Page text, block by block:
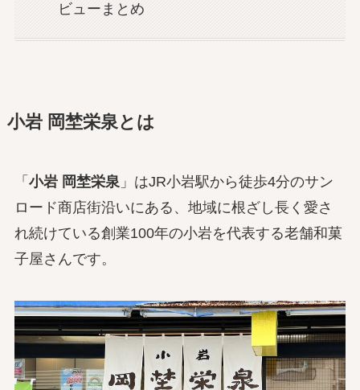
ビューまとめ
小岩 岡埜栄泉とは
「 小岩 岡埜栄泉」はJR小岩駅から徒歩4分のサン
ロード商店街沿いにある、地域に根ざし長く愛さ
れ続けている創業100年の小岩を代表する老舗和菓
子屋さんです。